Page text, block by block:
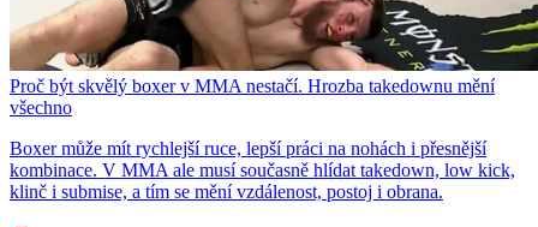
Proč být skvělý boxer v MMA nestačí. Hrozba takedownu mění
všechno
Boxer může mít rychlejší ruce, lepší práci na nohách i přesnější
kombinace. V MMA ale musí současně hlídat takedown, low kick,
klinč i submise, a tím se mění vzdálenost, postoj i obrana.